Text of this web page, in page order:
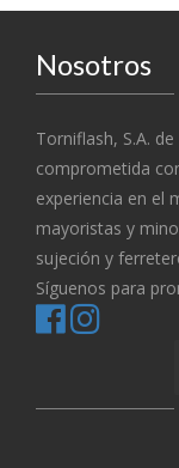
Nosotros
Torniflash, S.A.
comprometida
experiencia en el
mayoristas y
sujeción y
Síguenos para